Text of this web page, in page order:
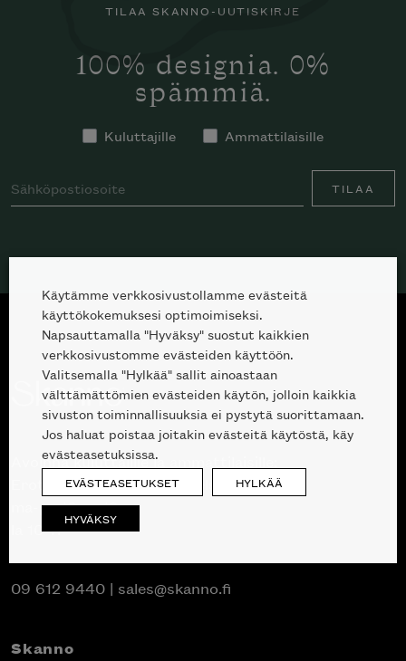
TILAA SKANNO-UUTISKIRJE
100% designia. 0%
spämmiä.
Kuluttajille Ammattilaisille
TILAA
Avoinna kuluttajille ja ammattilaisille:
Erottajankatu 2, 00120 Helsinki
ma-pe 10 — 18
la 10-17
09 612 9440 | sales@skanno.fi
Skanno
Haluatko tilata Minotti’n katalogin
Inspiroidu italialaisen merkin laadukkaasta
Käytämme verkkosivustollamme evästeitä
käyttökokemuksesi optimoimiseksi.
Napsauttamalla "Hyväksy" suostut kaikkien
verkkosivustomme evästeiden käyttöön.
Valitsemalla "Hylkää" sallit ainoastaan
välttämättömien evästeiden käytön, jolloin kaikkia
sivuston toiminnallisuuksia ei pystytä suorittamaan.
Jos haluat poistaa joitakin evästeitä käytöstä, käy
evästeasetuksissa.
EVÄSTEASETUKSET HYLKÄÄ
HYVÄKSY